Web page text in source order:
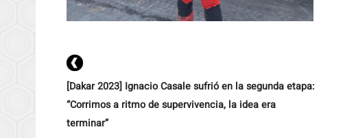
[Dakar 2023] Ignacio Casale sufrió en la segunda etapa:
“Corrimos a ritmo de supervivencia, la idea era
terminar”